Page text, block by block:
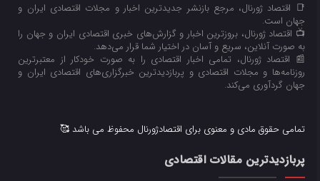
📑 اقتصاد ژورنال، مرجع بازنشر جدیدترین اخبار و مجلات اقتصادی ایران و
جهان است.
📺 اقتصاد ژورنال، بروزترین اخبار و گزارش‌های خبری اقتصادی ایران و جهان را
به صورت آنلاین، سریع و آسان در اختیار شما قرار می‌‌دهد.
📰 اقتصاد ژورنال، تمامی اخبار اقتصادی را به صورت خودکار از معتبرترین
روزنامه‌ها و مجلات اقتصادی و پربازدیدترین خبرگزاری‌های اقتصادی ایران و
جهان گردآوری می‌کند.
تمامی حقوق مادی و معنوی برای اقتصادژورنال محفوظ می باشد 🥰
پربازدیدترین مقالات اقتصادی